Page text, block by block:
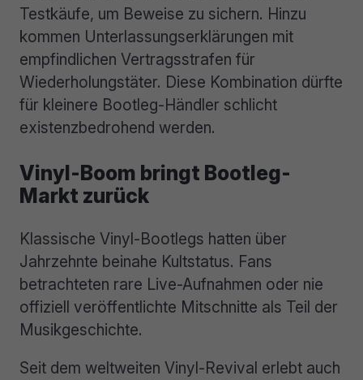
Testkäufe, um Beweise zu sichern. Hinzu
kommen Unterlassungserklärungen mit
empfindlichen Vertragsstrafen für
Wiederholungstäter. Diese Kombination dürfte
für kleinere Bootleg-Händler schlicht
existenzbedrohend werden.
Vinyl-Boom bringt Bootleg-
Markt zurück
Klassische Vinyl-Bootlegs hatten über
Jahrzehnte beinahe Kultstatus. Fans
betrachteten rare Live-Aufnahmen oder nie
offiziell veröffentlichte Mitschnitte als Teil der
Musikgeschichte.
Seit dem weltweiten Vinyl-Revival erlebt auch